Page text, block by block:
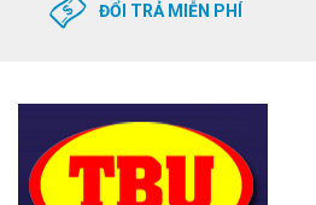
ĐỔI TRẢ MIỄN PHÍ